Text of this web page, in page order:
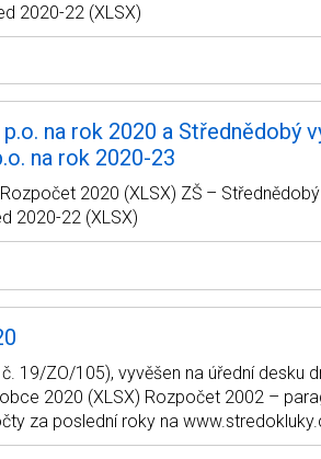
2020-22 (XLSX)
na rok 2020 a Střednědobý
na rok 2020-23
2020 (XLSX) ZŠ –
2020-22 (XLSX)
19/ZO/105), vyvěšen na úřední desku
2020 (XLSX) Rozpočet 2002 –
za poslední roky na